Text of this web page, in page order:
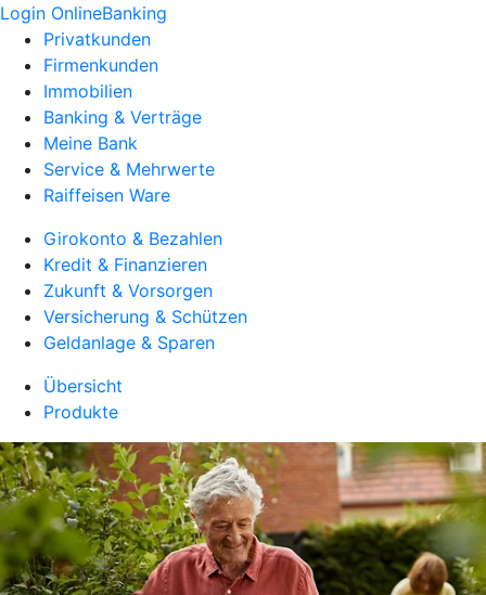
Login OnlineBanking
Privatkunden
Firmenkunden
Immobilien
Banking & Verträge
Meine Bank
Service & Mehrwerte
Raiffeisen Ware
Girokonto & Bezahlen
Kredit & Finanzieren
Zukunft & Vorsorgen
Versicherung & Schützen
Geldanlage & Sparen
Übersicht
Produkte